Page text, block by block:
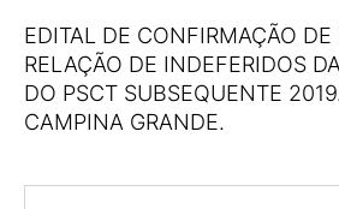
EDITAL DE CONFIRMAÇÃO
RELAÇÃO DE INDEFERIDOS
DO PSCT SUBSEQUENTE
CAMPINA GRANDE.